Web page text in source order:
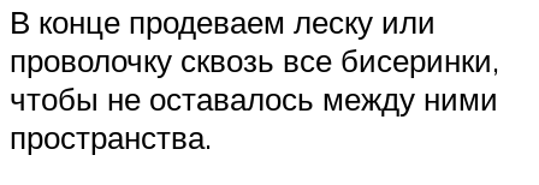
В конце продеваем леску или
проволочку сквозь все бисеринки,
чтобы не оставалось между ними
пространства.